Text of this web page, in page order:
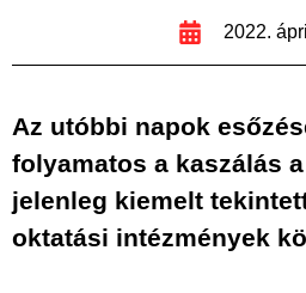
2022.
Az utóbbi napok
folyamatos a kaszálás
jelenleg kiemelt
oktatási intézmények